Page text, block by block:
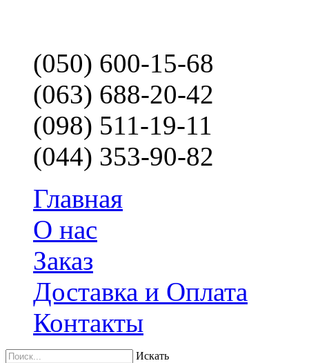
(050) 600-15-68
(063) 688-20-42
(098) 511-19-11
(044) 353-90-82
Главная
О нас
Заказ
Доставка и Оплата
Контакты
Искать